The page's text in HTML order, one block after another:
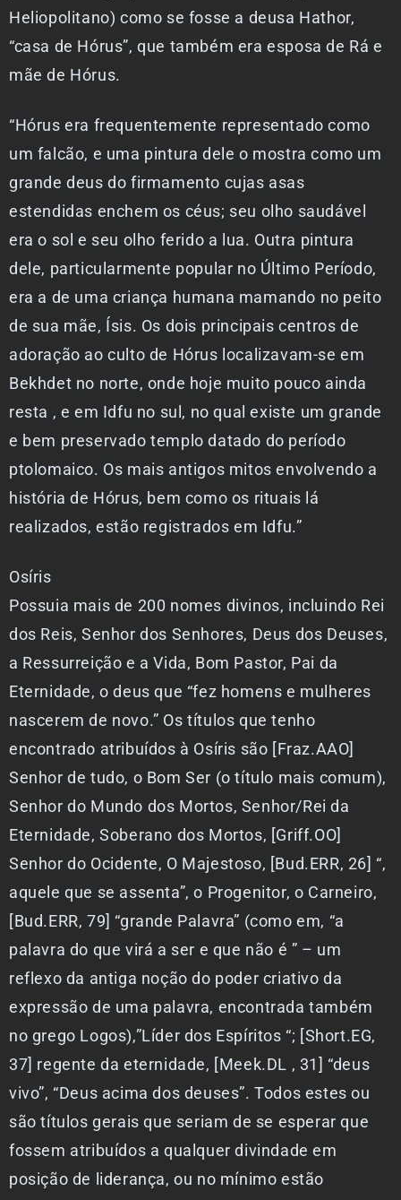
Heliopolitano) como se fosse a deusa Hathor,
“casa de Hórus”, que também era esposa de Rá e
mãe de Hórus.
“Hórus era frequentemente representado como
um falcão, e uma pintura dele o mostra como um
grande deus do firmamento cujas asas
estendidas enchem os céus; seu olho saudável
era o sol e seu olho ferido a lua. Outra pintura
dele, particularmente popular no Último Período,
era a de uma criança humana mamando no peito
de sua mãe, Ísis. Os dois principais centros de
adoração ao culto de Hórus localizavam-se em
Bekhdet no norte, onde hoje muito pouco ainda
resta , e em Idfu no sul, no qual existe um grande
e bem preservado templo datado do período
ptolomaico. Os mais antigos mitos envolvendo a
história de Hórus, bem como os rituais lá
realizados, estão registrados em Idfu.”
Osíris
Possuia mais de 200 nomes divinos, incluindo Rei
dos Reis, Senhor dos Senhores, Deus dos Deuses,
a Ressurreição e a Vida, Bom Pastor, Pai da
Eternidade, o deus que “fez homens e mulheres
nascerem de novo.” Os títulos que tenho
encontrado atribuídos à Osíris são [Fraz.AAO]
Senhor de tudo, o Bom Ser (o título mais comum),
Senhor do Mundo dos Mortos, Senhor/Rei da
Eternidade, Soberano dos Mortos, [Griff.OO]
Senhor do Ocidente, O Majestoso, [Bud.ERR, 26] “,
aquele que se assenta”, o Progenitor, o Carneiro,
[Bud.ERR, 79] “grande Palavra” (como em, “a
palavra do que virá a ser e que não é ” – um
reflexo da antiga noção do poder criativo da
expressão de uma palavra, encontrada também
no grego Logos),”Líder dos Espíritos “; [Short.EG,
37] regente da eternidade, [Meek.DL , 31] “deus
vivo”, “Deus acima dos deuses”. Todos estes ou
são títulos gerais que seriam de se esperar que
fossem atribuídos a qualquer divindade em
posição de liderança, ou no mínimo estão